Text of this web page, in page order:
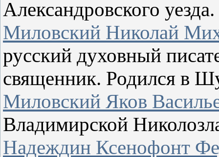
Александровского уезда.
Миловский Николай
русский духовный
священник. Родился в
Миловский Яков
Владимирской
Надеждин Ксенофонт